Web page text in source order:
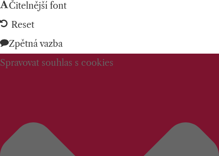
Čitelnější font
Reset
Zpětná vazba
Spravovat souhlas s cookies